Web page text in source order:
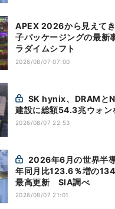
APEX 2026から見えて
子パッケージングの最新
ラダイムシフト
2026/08/07 07:00
建設に総額54.3兆ウォン
2026/08/07 22:53
年同月比123.6％増の
最高更新 SIA調べ
2026/08/07 21:01